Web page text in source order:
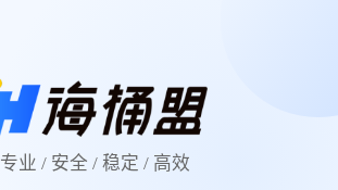
专业 / 安全 / 稳定 / 高效